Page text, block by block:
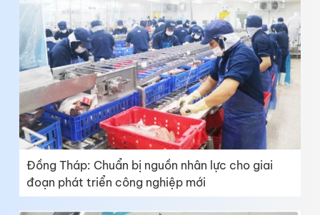
Đồng Tháp: Chuẩn bị nguồn nhân lực cho giai
đoạn phát triển công nghiệp mới